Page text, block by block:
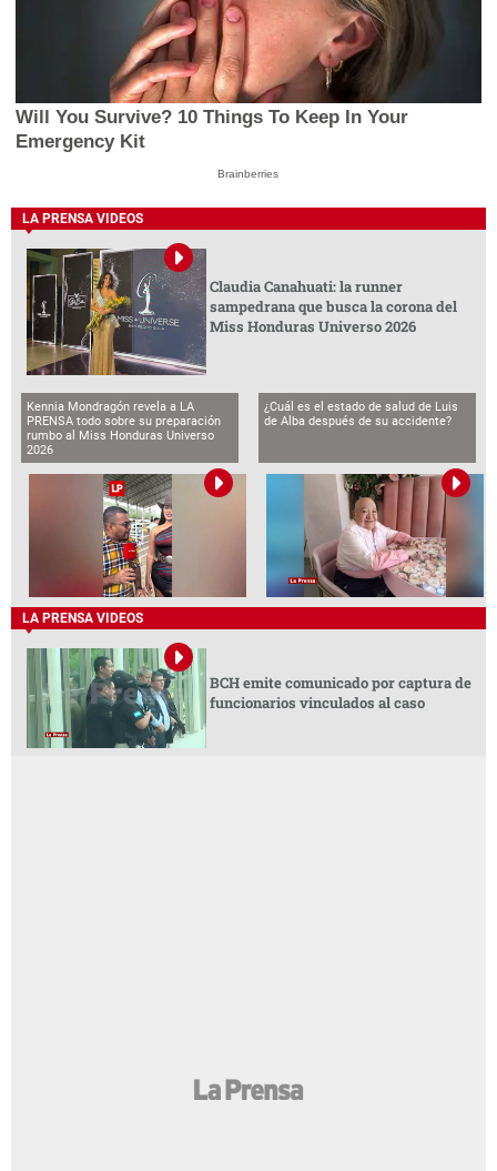
Will You Survive? 10 Things To Keep In Your
Emergency Kit
Brainberries
LA PRENSA VIDEOS
Claudia Canahuati: la runner
sampedrana que busca la corona del
Miss Honduras Universo 2026
Kennia Mondragón revela a LA
PRENSA todo sobre su preparación
rumbo al Miss Honduras Universo
2026
¿Cuál es el estado de salud de Luis
de Alba después de su accidente?
LA PRENSA VIDEOS
BCH emite comunicado por captura de
funcionarios vinculados al caso